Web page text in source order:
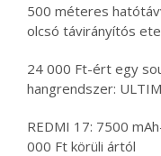
500 méteres
olcsó távirányítós
24 000 Ft-ért egy
hangrendszer:
REDMI 17: 7500
000 Ft körüli ártól